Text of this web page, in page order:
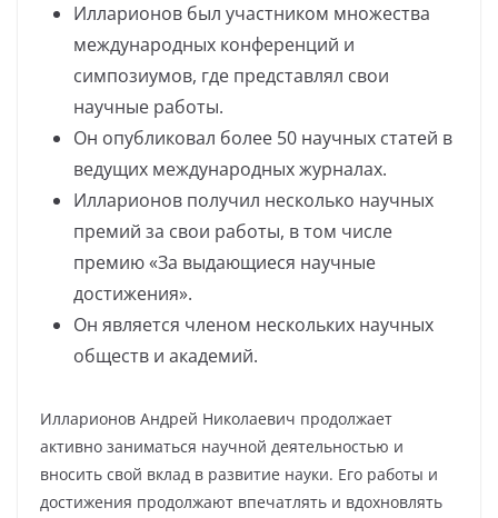
Илларионов был участником множества
международных конференций и
симпозиумов, где представлял свои
научные работы.
Он опубликовал более 50 научных статей в
ведущих международных журналах.
Илларионов получил несколько научных
премий за свои работы, в том числе
премию «За выдающиеся научные
достижения».
Он является членом нескольких научных
обществ и академий.
Илларионов Андрей Николаевич продолжает
активно заниматься научной деятельностью и
вносить свой вклад в развитие науки. Его работы и
достижения продолжают впечатлять и вдохновлять